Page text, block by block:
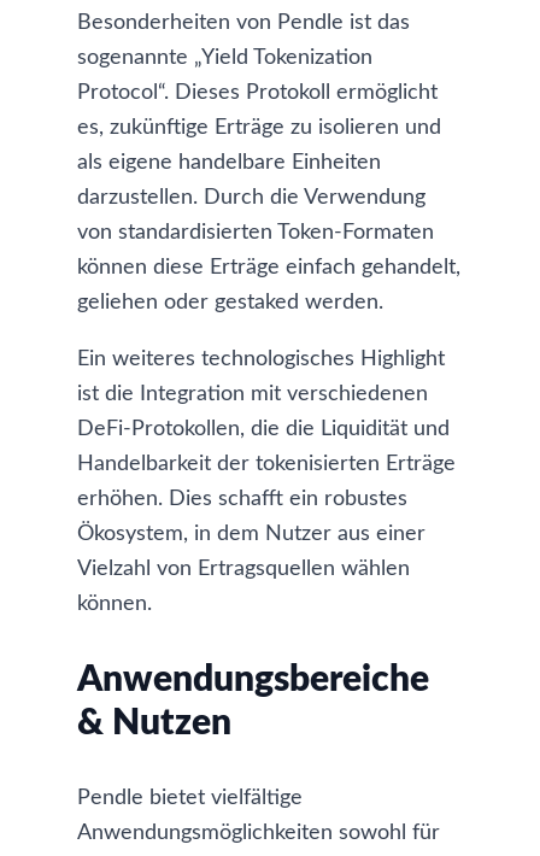
Besonderheiten von Pendle ist das
sogenannte „Yield Tokenization
Protocol“. Dieses Protokoll ermöglicht
es, zukünftige Erträge zu isolieren und
als eigene handelbare Einheiten
darzustellen. Durch die Verwendung
von standardisierten Token-Formaten
können diese Erträge einfach gehandelt,
geliehen oder gestaked werden.
Ein weiteres technologisches Highlight
ist die Integration mit verschiedenen
DeFi-Protokollen, die die Liquidität und
Handelbarkeit der tokenisierten Erträge
erhöhen. Dies schafft ein robustes
Ökosystem, in dem Nutzer aus einer
Vielzahl von Ertragsquellen wählen
können.
Anwendungsbereiche
& Nutzen
Pendle bietet vielfältige
Anwendungsmöglichkeiten sowohl für